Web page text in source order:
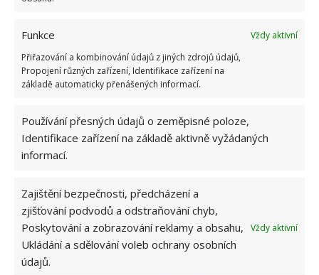
Funkce
Vždy aktivní
Přiřazování a kombinování údajů z jiných zdrojů údajů,
Propojení různých zařízení, Identifikace zařízení na
základě automaticky přenášených informací.
Používání přesných údajů o zeměpisné poloze,
Identifikace zařízení na základě aktivně vyžádaných
informací.
Zajištění bezpečnosti, předcházení a
zjišťování podvodů a odstraňování chyb,
Poskytování a zobrazování reklamy a obsahu,
Ukládání a sdělování voleb ochrany osobních
údajů.
Vždy aktivní
Fotografie: Freepik
Křečové žíly
Na tento způsob budete potřebovat půl litrovou
Poté listy zalijete čistým alkoholem. Nádobu nyní
uzavřete a vložte ji do tmavé místnosti na deset dní.
Každý den s lahví zatřepejte. Celkem dva měsíce
natírejte tuto tekutinu na křečové žíly.